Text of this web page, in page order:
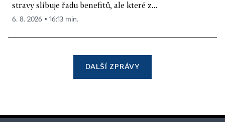
stravy slibuje řadu benefitů, ale které z...
6. 8. 2026 ▪ 16:13 min.
DALŠÍ ZPRÁVY